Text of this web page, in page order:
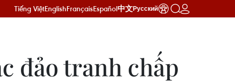
Tiếng ViệtEnglishFrançaisEspañol中文Русский
đảo tranh chấp